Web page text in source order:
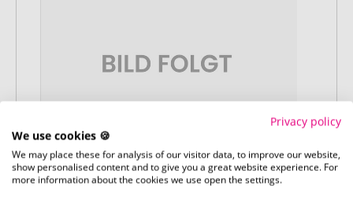
Privacy policy
We use cookies 🍪
We may place these for analysis of our visitor data, to improve our website,
show personalised content and to give you a great website experience. For
more information about the cookies we use open the settings.